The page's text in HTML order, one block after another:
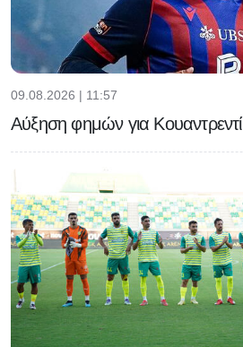
09.08.2026 | 11:57
Αύξηση φημών για Κουαντρεντί